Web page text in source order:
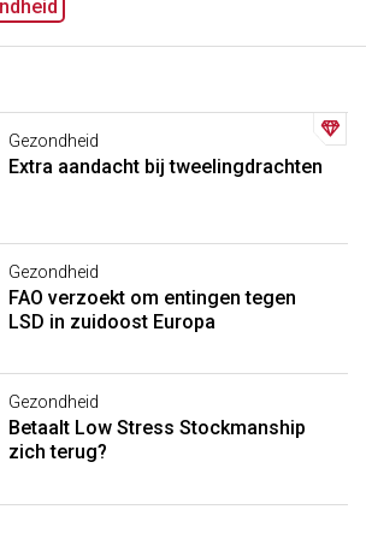
Gezondheid
Extra aandacht bij tweelingdrachten
Gezondheid
FAO verzoekt om entingen tegen
LSD in zuidoost Europa
Gezondheid
Betaalt Low Stress Stockmanship
zich terug?